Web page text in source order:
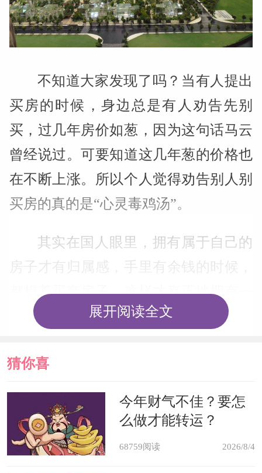
不知道大家发现了吗？当有人提出
买房的时候，身边总是有人劝告先别
买，过几年房价如葱，因为这句话马云
曾经说过。可要知道这几年葱的价格也
在不断上涨。所以个人觉得劝告别人别
买房的真的是“心灵毒鸡汤”。
其实在国人眼里，拥有属于自己的
房子才有归属感，手里有余钱的时候，
都想着买套房子，这样才真正地拥有一
个家。当然也有的人为了孩子接受更好
房。其实买房是个大学问，除了地段、
小区环境等需要考虑，选择几楼也是也
是要考虑的问题。尤其是从风水的角度
来看，选个好的楼层对于自己以后的发
展开阅读全文
猜你喜
今年财气不佳？要怎
么做才能转运？
68759阅读 2026/8/4